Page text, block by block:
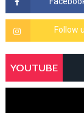
YOUTUBE